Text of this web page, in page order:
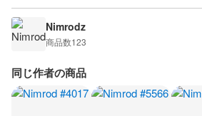
Nimrodz
商品数123
同じ作者の商品